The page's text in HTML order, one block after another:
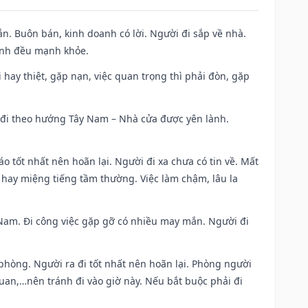
Buôn bán, kinh doanh có lời. Người đi sắp về nhà.
đều mạnh khỏe.
thiệt, gặp nạn, việc quan trọng thì phải đòn, gặp
theo hướng Tây Nam – Nhà cửa được yên lành.
tốt nhất nên hoãn lại. Người đi xa chưa có tin về. Mất
miệng tiếng tầm thường. Việc làm chậm, lâu la
Đi công việc gặp gỡ có nhiều may mắn. Người đi
Người ra đi tốt nhất nên hoãn lại. Phòng người
tránh đi vào giờ này. Nếu bắt buộc phải đi